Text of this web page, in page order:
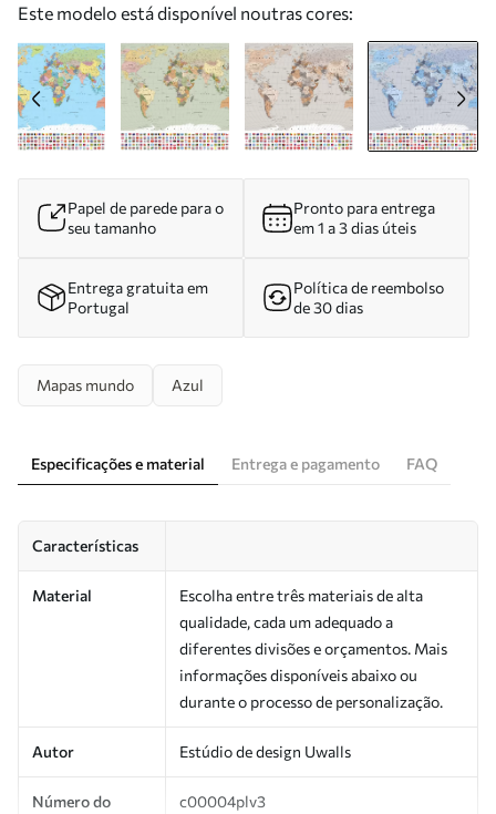
Este modelo está disponível noutras cores:
Papel de parede para o
seu tamanho
Pronto para entrega
em 1 a 3 dias úteis
Entrega gratuita em
Portugal
Política de reembolso
de 30 dias
Mapas mundo Azul
Especificações e material Entrega e pagamento FAQ
Características
Material
Escolha entre três materiais de alta
qualidade, cada um adequado a
diferentes divisões e orçamentos. Mais
informações disponíveis abaixo ou
durante o processo de personalização.
Autor Estúdio de design Uwalls
Número do
c00004plv3